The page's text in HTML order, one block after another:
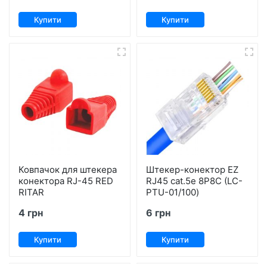
Купити Купити
Ковпачок для штекера
конектора RJ-45 RED
RITAR
4 грн
Купити
Штекер-конектор EZ
RJ45 саt.5e 8Р8С (LC-
PTU-01/100)
6 грн
Купити